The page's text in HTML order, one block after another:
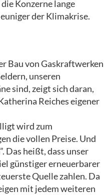
Konzerne lange
der Klimakrise.
Bau von Gaskraftwerken
unseren
sind, zeigt sich daran,
Reiches eigener
wird zum
die vollen Preise. Und
Das heißt, dass unser
günstiger erneuerbarer
Quelle zahlen. Da
mit jedem weiteren